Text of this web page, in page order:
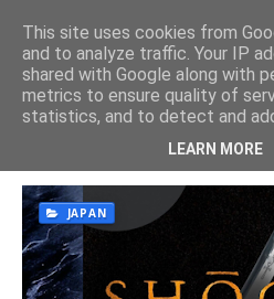
Posts mit dem Label " JAMES
JAPAN
This site uses cookies from
and to analyze traffic. Your IP
shared with Google along with
metrics to ensure quality of
statistics, and to detect and
LEARN MORE